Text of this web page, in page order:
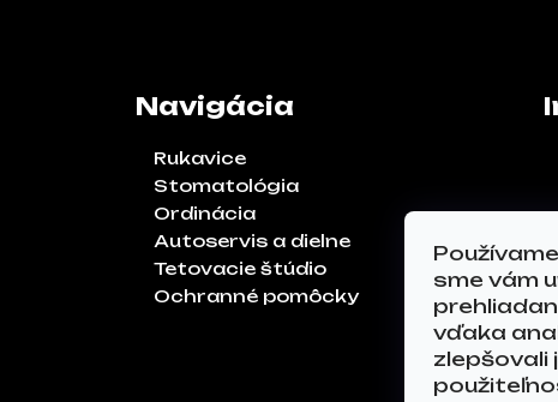
sme vám
vďaka
zlepšovali
Navigácia
Rukavice
Stomatológia
Ordinácia
Autoservis a dielne
Tetovacie štúdio
Ochranné pomôcky